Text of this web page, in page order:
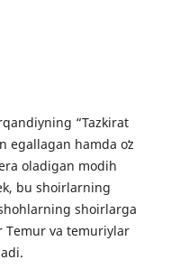
“Tazkirat
egallagan hamda oʻz
oladigan modih
bu shoirlarning
shoirlarga
Temur va temuriylar